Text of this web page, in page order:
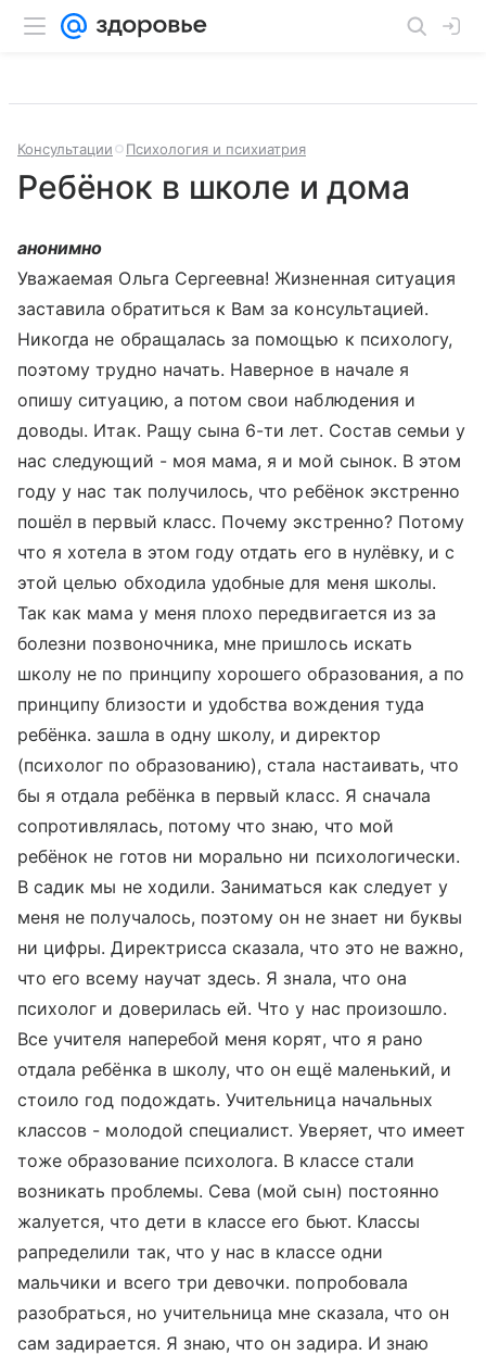
Консультации Психология и психиатрия
Ребёнок в школе и дома
анонимно
Уважаемая Ольга Сергеевна! Жизненная ситуация
заставила обратиться к Вам за консультацией.
Никогда не обращалась за помощью к психологу,
поэтому трудно начать. Наверное в начале я
опишу ситуацию, а потом свои наблюдения и
доводы. Итак. Ращу сына 6-ти лет. Состав семьи у
нас следующий - моя мама, я и мой сынок. В этом
году у нас так получилось, что ребёнок экстренно
пошёл в первый класс. Почему экстренно? Потому
что я хотела в этом году отдать его в нулёвку, и с
этой целью обходила удобные для меня школы.
Так как мама у меня плохо передвигается из за
болезни позвоночника, мне пришлось искать
школу не по принципу хорошего образования, а по
принципу близости и удобства вождения туда
ребёнка. зашла в одну школу, и директор
(психолог по образованию), стала настаивать, что
бы я отдала ребёнка в первый класс. Я сначала
сопротивлялась, потому что знаю, что мой
ребёнок не готов ни морально ни психологически.
В садик мы не ходили. Заниматься как следует у
меня не получалось, поэтому он не знает ни буквы
ни цифры. Директрисса сказала, что это не важно,
что его всему научат здесь. Я знала, что она
психолог и доверилась ей. Что у нас произошло.
Все учителя наперебой меня корят, что я рано
отдала ребёнка в школу, что он ещё маленький, и
стоило год подождать. Учительница начальных
классов - молодой специалист. Уверяет, что имеет
тоже образование психолога. В классе стали
возникать проблемы. Сева (мой сын) постоянно
жалуется, что дети в классе его бьют. Классы
рапределили так, что у нас в классе одни
мальчики и всего три девочки. попробовала
разобраться, но учительница мне сказала, что он
сам задирается. Я знаю, что он задира. И знаю